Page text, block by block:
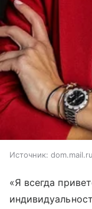
Источник: dom.mail.ru
«Я всегда